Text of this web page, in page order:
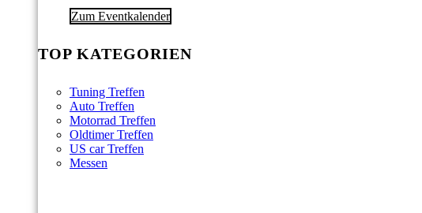
Zum Eventkalender
TOP KATEGORIEN
Tuning Treffen
Auto Treffen
Motorrad Treffen
Oldtimer Treffen
US car Treffen
Messen